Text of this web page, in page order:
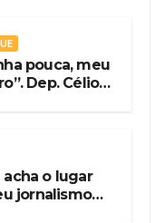
pouca, meu
Dep. Célio
acha o lugar
jornalismo